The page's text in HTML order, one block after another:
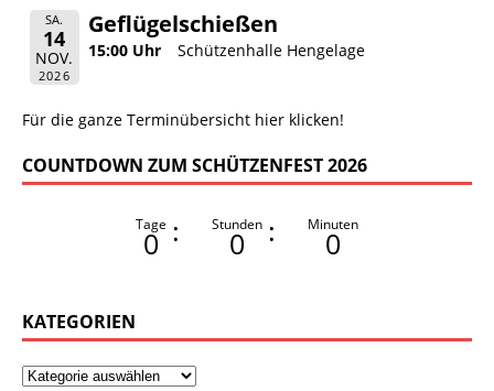
SA.
14
NOV.
2026
Geflügelschießen
15:00 Uhr Schützenhalle Hengelage
Für die ganze Terminübersicht hier klicken!
COUNTDOWN ZUM SCHÜTZENFEST 2026
Tage
0 : Stunden
0 : Minuten
0
KATEGORIEN